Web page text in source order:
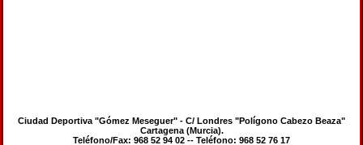
Ciudad Deportiva "Gómez Meseguer" - C/ Londres "Polígono Cabezo Beaza"
Cartagena (Murcia).
Teléfono/Fax: 968 52 94 02 -- Teléfono: 968 52 76 17